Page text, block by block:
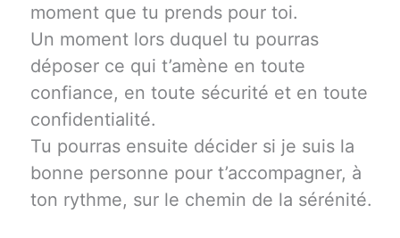
moment que tu prends pour toi.
Un moment lors duquel tu pourras
déposer ce qui t’amène en toute
confiance, en toute sécurité et en toute
confidentialité.
Tu pourras ensuite décider si je suis la
bonne personne pour t’accompagner, à
ton rythme, sur le chemin de la sérénité.